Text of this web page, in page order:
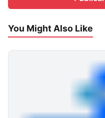
You Might Also Like